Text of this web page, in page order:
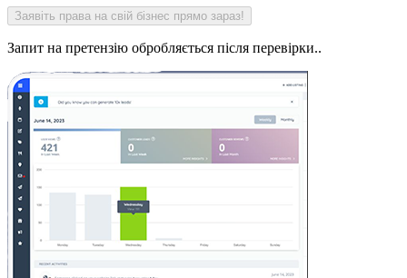
Запит на претензію обробляється після перевірки..